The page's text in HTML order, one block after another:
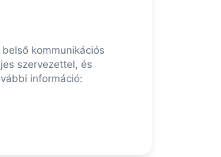
kommunikációs
szervezettel, és
információ: